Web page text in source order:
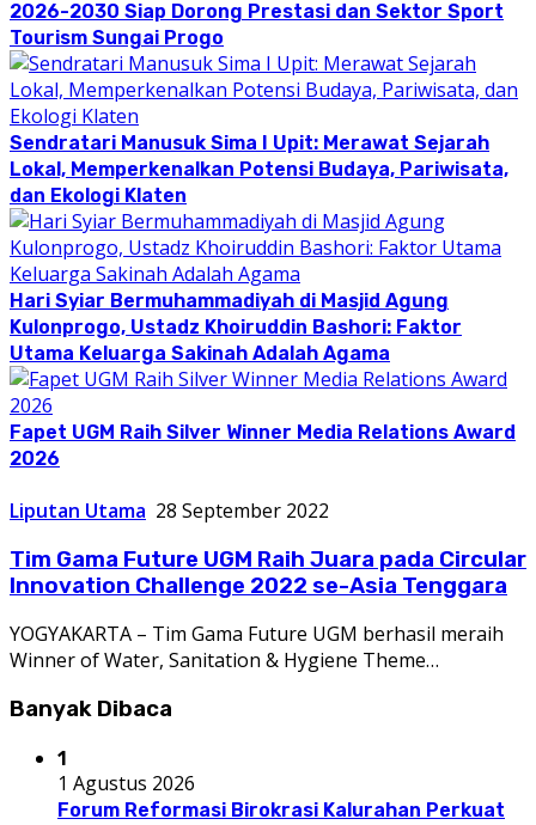
2026-2030 Siap Dorong Prestasi dan Sektor Sport
Tourism Sungai Progo
Sendratari Manusuk Sima I Upit: Merawat Sejarah
Lokal, Memperkenalkan Potensi Budaya, Pariwisata,
dan Ekologi Klaten
Hari Syiar Bermuhammadiyah di Masjid Agung
Kulonprogo, Ustadz Khoiruddin Bashori: Faktor
Utama Keluarga Sakinah Adalah Agama
Fapet UGM Raih Silver Winner Media Relations Award
2026
Liputan Utama 28 September 2022
Tim Gama Future UGM Raih Juara pada Circular
Innovation Challenge 2022 se-Asia Tenggara
YOGYAKARTA – Tim Gama Future UGM berhasil meraih
Winner of Water, Sanitation & Hygiene Theme…
Banyak Dibaca
1
1 Agustus 2026
Forum Reformasi Birokrasi Kalurahan Perkuat